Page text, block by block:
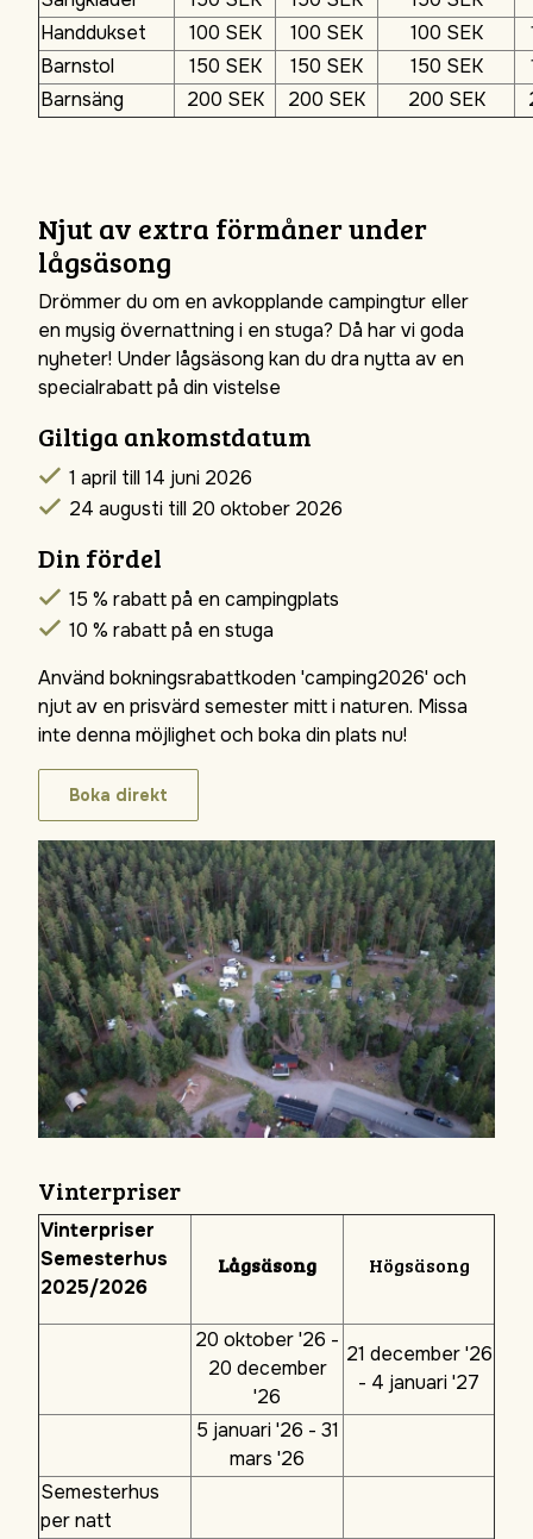
Handdukset
100 SEK 100 SEK 100 SEK
Barnstol
150 SEK 150 SEK 150 SEK
Barnsäng
200 SEK 200 SEK 200 SEK
Njut av extra förmåner under
lågsäsong
Drömmer du om en avkopplande campingtur eller
en mysig övernattning i en stuga? Då har vi goda
nyheter! Under lågsäsong kan du dra nytta av en
specialrabatt på din vistelse
Giltiga ankomstdatum
1 april till 14 juni 2026
24 augusti till 20 oktober 2026
Din fördel
15 % rabatt på en campingplats
10 % rabatt på en stuga
Använd bokningsrabattkoden 'camping2026' och
njut av en prisvärd semester mitt i naturen. Missa
inte denna möjlighet och boka din plats nu!
Boka direkt
Vinterpriser
Vinterpriser
Semesterhus
2025/2026
Lågsäsong Högsäsong
20 oktober '26 -
20 december
'26
21 december '26
- 4 januari '27
5 januari '26 - 31
mars '26
Semesterhus
per natt